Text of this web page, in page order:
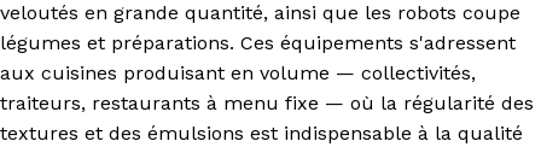
veloutés en grande quantité, ainsi que les robots coupe
légumes et préparations. Ces équipements s'adressent
aux cuisines produisant en volume — collectivités,
traiteurs, restaurants à menu fixe — où la régularité des
textures et des émulsions est indispensable à la qualité